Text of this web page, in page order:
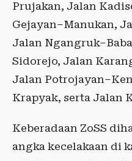
Prujakan, Jalan
Gejayan–Manukan,
Jalan
Sidorejo, Jalan
Jalan
Krapyak, serta Jalan
Keberadaan ZoSS
angka kecelakaan di